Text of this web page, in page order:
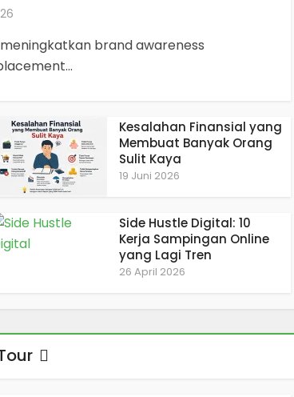
brand awareness
Kesalahan Finansial yang
Membuat Banyak Orang
Sulit Kaya
19 Juni 2026
Side Hustle Digital: 10
Kerja Sampingan Online
yang Lagi Tren
26 April 2026